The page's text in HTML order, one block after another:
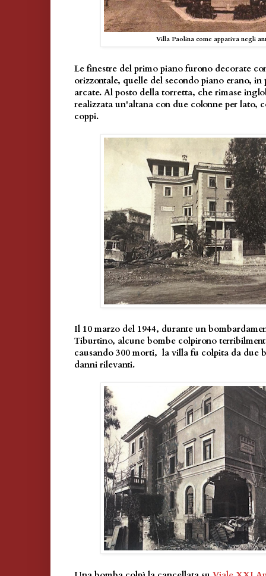
Villa Paolina come appariva negli
Le finestre del primo piano furono decorate
orizzontale, quelle del secondo piano erano,
arcate. Al posto della torretta, che rimase
realizzata un'altana con due colonne per lato,
coppi.
Il 10 marzo del 1944, durante un
Tiburtino, alcune bombe colpirono
causando 300 morti, la villa fu colpita da due
danni rilevanti.